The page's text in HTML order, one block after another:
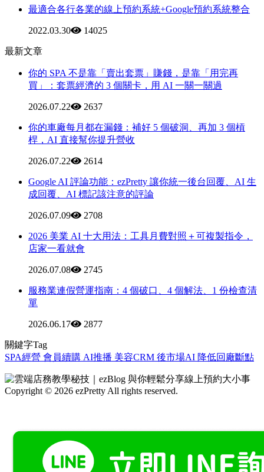
最適合各行各業的線上預約系統+Google預約系統整合
2022.03.30 14025
最新文章
你的 SPA 不是靠「賣出套票」賺錢，是靠「用完再
買」：套票經濟的 3 個關卡，用 AI 一關一關過
2026.07.22 2637
你的車廠每月都在漏錢：補好 5 個破洞、再加 3 個槓
桿，AI 直接幫你提升營收
2026.07.22 2614
Google AI 評論功能：ezPretty 讓你統一後台回覆、AI 生
成回覆、AI 標記該注意的評論
2026.07.09 2708
2026 美業 AI 十大用法：工具月費對照＋可複製指令，
店家一看就會
2026.07.08 2745
服務業連假營運指南：4 個破口、4 個解法、1 份檢查清
單
2026.06.17 2877
關鍵字Tag
SPA經營 會員續購 AI推播 美容CRM 後市場AI 降低回廠斷點
Copyright © 2026 ezPretty All rights reserved.